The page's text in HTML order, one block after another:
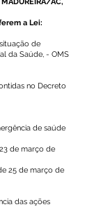
a Lei:
de
da Saúde, - OMS
no Decreto
de saúde
de março de
25 de março de
das ações